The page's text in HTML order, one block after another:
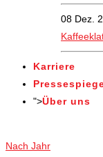
08 Dez.
Karriere
">Über uns
Nach Jahr